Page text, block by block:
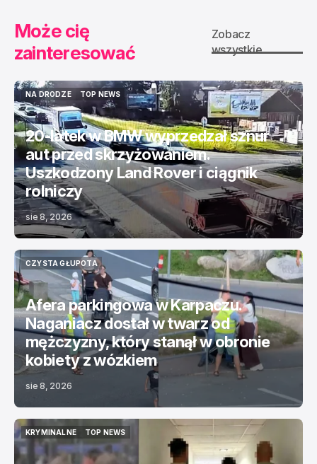
Może cię
zainteresować
Zobacz
wszystkie
NA DRODZE
NA DRODZE
TOP NEWS
TOP NEWS
20-latek w BMW wyprzedzał sznur
aut przed skrzyżowaniem.
Uszkodzony Land Rover i ciągnik
rolniczy
sie 8, 2026
CZYSTA GŁUPOTA
CZYSTA GŁUPOTA
Afera parkingowa w Karpaczu.
Naganiacz dostał w twarz od
mężczyzny, który stanął w obronie
kobiety z wózkiem
sie 8, 2026
KRYMINALNE
KRYMINALNE
TOP NEWS
TOP NEWS